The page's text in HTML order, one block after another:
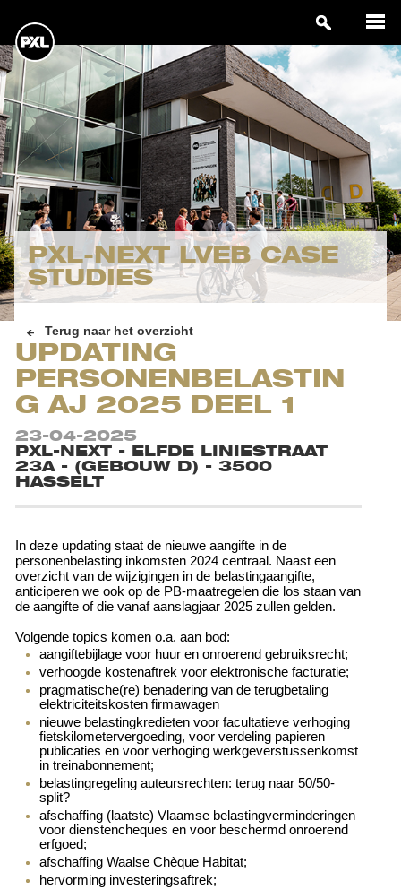
PXL-NEXT LVEB CASE
STUDIES
Terug naar het overzicht
UPDATING
PERSONENBELASTIN
G AJ 2025 DEEL 1
23-04-2025
PXL-NEXT - ELFDE LINIESTRAAT
23A - (GEBOUW D) - 3500
HASSELT
In deze updating staat de nieuwe aangifte in de
personenbelasting inkomsten 2024 centraal. Naast een
overzicht van de wijzigingen in de belastingaangifte,
anticiperen we ook op de PB-maatregelen die los staan van
de aangifte of die vanaf aanslagjaar 2025 zullen gelden.
Volgende topics komen o.a. aan bod:
aangiftebijlage voor huur en onroerend gebruiksrecht;
verhoogde kostenaftrek voor elektronische facturatie;
pragmatische(re) benadering van de terugbetaling
elektriciteitskosten firmawagen
nieuwe belastingkredieten voor facultatieve verhoging
fietskilometervergoeding, voor verdeling papieren
publicaties en voor verhoging werkgeverstussenkomst
in treinabonnement;
belastingregeling auteursrechten: terug naar 50/50-
split?
afschaffing (laatste) Vlaamse belastingverminderingen
voor dienstencheques en voor beschermd onroerend
erfgoed;
afschaffing Waalse Chèque Habitat;
hervorming investeringsaftrek;